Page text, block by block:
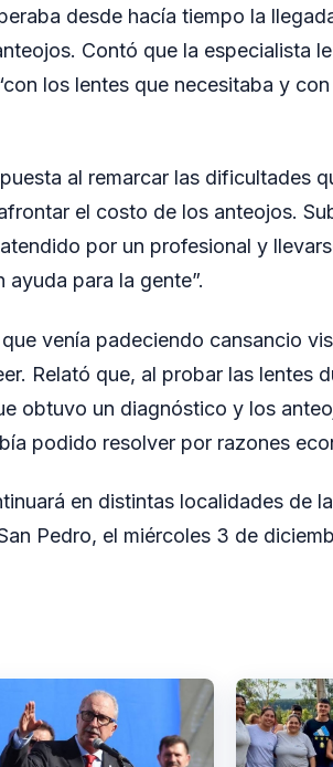
desde hacía tiempo la
Contó que la especialista
los lentes que necesitaba y
al remarcar las dificultades
el costo de los anteojos.
por un profesional y
para la gente”.
venía padeciendo cansancio
Relató que, al probar las lentes
obtuvo un diagnóstico y los
podido resolver por razones
en distintas localidades de
Pedro, el miércoles 3 de